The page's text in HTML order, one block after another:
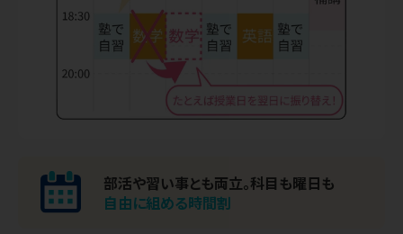
部活や習い事とも両立。科目も曜日も
自由に組める時間割